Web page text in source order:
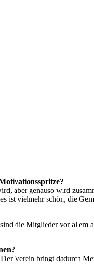
aber genauso wird
ist vielmehr schön, die
die Mitglieder vor allem
Verein bringt dadurch